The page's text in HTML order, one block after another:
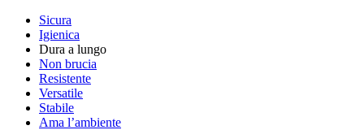
Sicura
Igienica
Dura a lungo
Non brucia
Resistente
Versatile
Stabile
Ama l’ambiente